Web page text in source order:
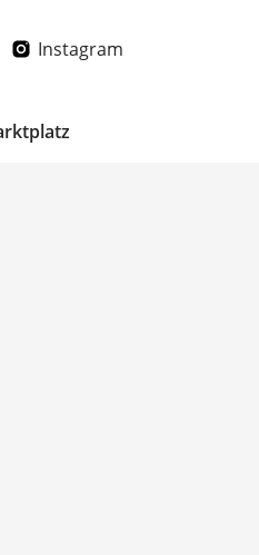
Instagram